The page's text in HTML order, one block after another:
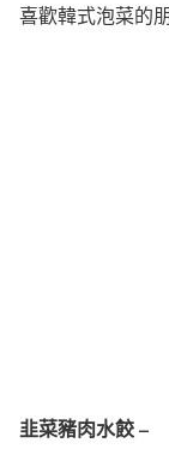
喜歡韓式泡菜的
韭菜豬肉水餃 –